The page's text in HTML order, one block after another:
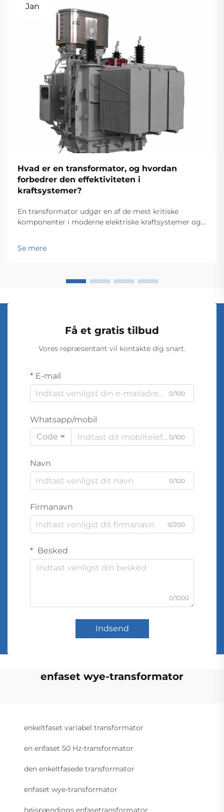
Jan
Hvad er en transformator, og hvordan
forbedrer den effektiviteten i
kraftsystemer?
En transformator udgør en af de mest kritiske
komponenter i moderne elektriske kraftsystemer og
elektromagnetiske enheder muliggør problemfri
Se mere
Få et gratis tilbud
Vores repræsentant vil kontakte dig snart.
E-mail
0/100
Whatsapp/mobil
Code
0/100
Navn
0/100
Firmanavn
0/200
Besked
0/1000
Indsend
enfaset wye-transformator
enkeltfaset variabel transformator
en enfaset 50 Hz-transformator
den enkeltfasede transformator
enfaset wye-transformator
højspændings enfasetransformator